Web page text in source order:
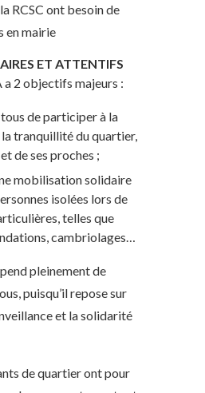
RCSC ont besoin de
en mairie
ET ATTENTIFS
a 2 objectifs majeurs :
de participer à la
tranquillité du quartier,
de ses proches ;
mobilisation solidaire
isolées lors de
telles que
cambriolages…
pleinement de
puisqu’il repose sur
et la solidarité
de quartier ont pour